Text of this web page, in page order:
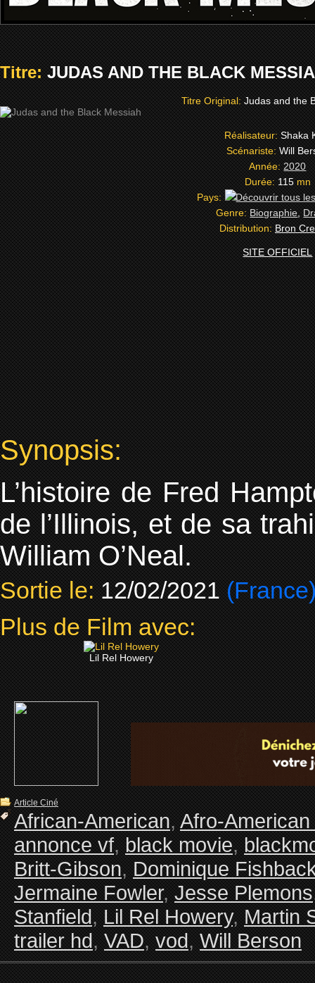
Titre:JUDAS AND THE BLACK
Titre Original:Judas and the
Réalisateur:Shaka
Scénariste:Will
Année:2020
Durée:115mn
Pays:
Genre:Biographie,
Distribution:Bron
SITE OFFICIEL
Synopsis:
L’histoire de Fred
de l’Illinois, et de sa
William O’Neal.
Sortie le: 12/02/2021
Plus de Film avec:
Lil Rel Howery
Article Ciné
African-American,Afro-
annonce vf,black movie,
Britt-Gibson,Dominique
Jermaine Fowler,Jesse Plemons
Stanfield,Lil Rel Howery,Martin
trailer hd,VAD,vod,Will Berson